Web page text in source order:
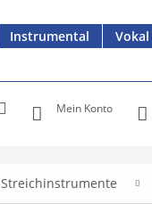
Instrumental Vokal
Mein Konto
Streichinstrumente